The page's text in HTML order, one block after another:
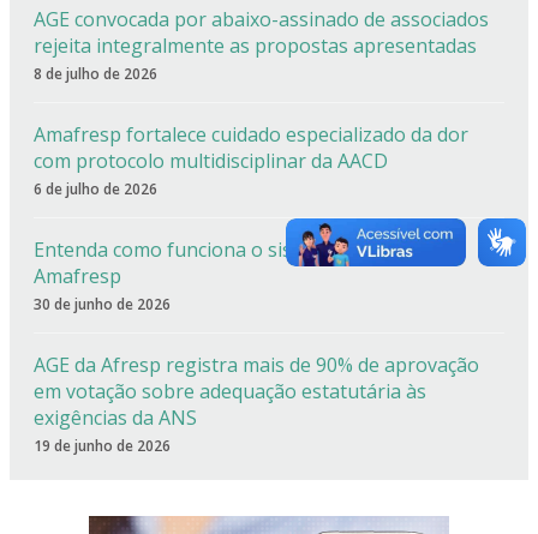
AGE convocada por abaixo-assinado de associados
rejeita integralmente as propostas apresentadas
8 de julho de 2026
Amafresp fortalece cuidado especializado da dor
com protocolo multidisciplinar da AACD
6 de julho de 2026
Entenda como funciona o sistema de cotas da
Amafresp
30 de junho de 2026
AGE da Afresp registra mais de 90% de aprovação
em votação sobre adequação estatutária às
exigências da ANS
19 de junho de 2026